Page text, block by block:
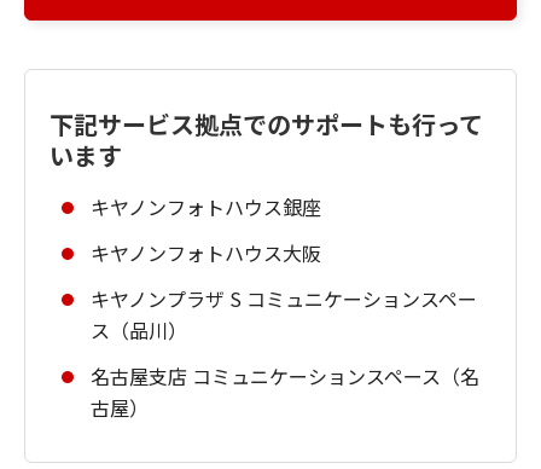
下記サービス拠点でのサポートも行って
います
キヤノンフォトハウス銀座
キヤノンフォトハウス大阪
キヤノンプラザ S コミュニケーションスペー
ス（品川）
名古屋支店 コミュニケーションスペース（名
古屋）